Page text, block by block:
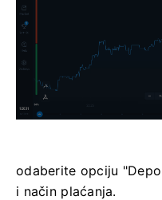
odaberite opciju
i način plaćanja.